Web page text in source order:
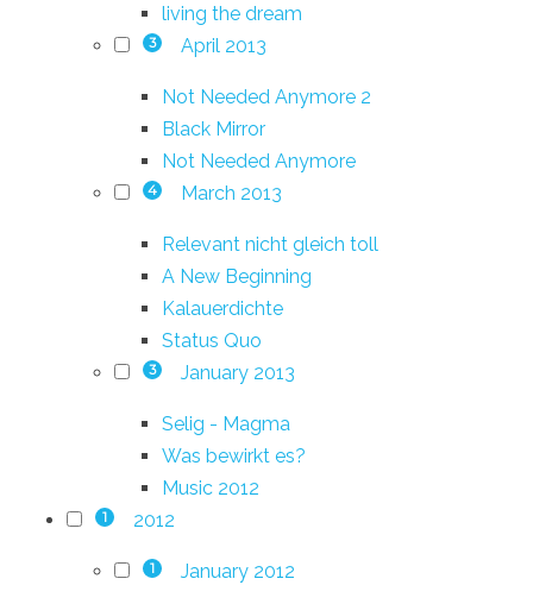
living the dream
3 April 2013
Not Needed Anymore 2
Black Mirror
Not Needed Anymore
4 March 2013
Relevant nicht gleich toll
A New Beginning
Kalauerdichte
Status Quo
3 January 2013
Selig - Magma
Was bewirkt es?
Music 2012
1 2012
1 January 2012